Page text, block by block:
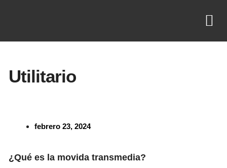
Utilitario
febrero 23, 2024
¿Qué es la movida transmedia?